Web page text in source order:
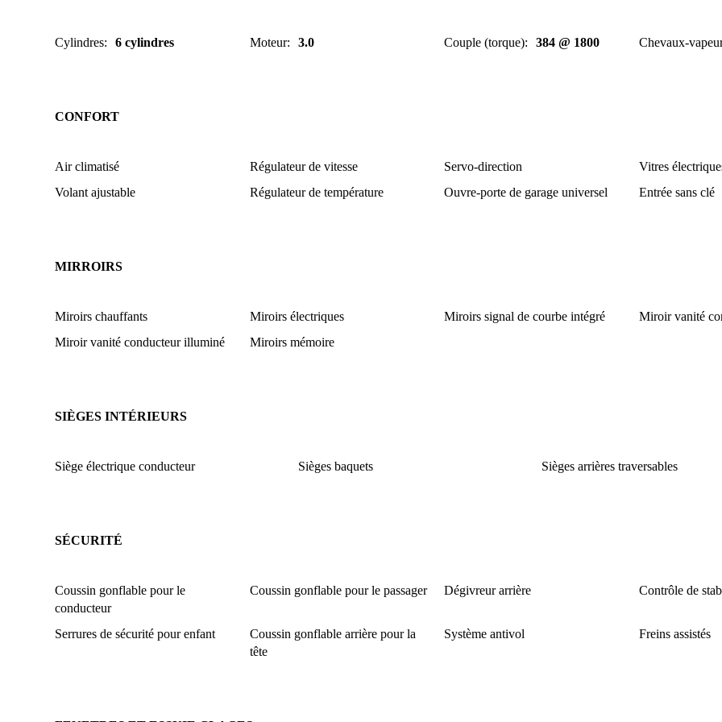
Cylindres: 6 cylindres Moteur: 3.0 Couple (torque): 384 @ 1800 Chevaux-
CONFORT
Air climatisé Régulateur de vitesse Servo-direction
Vitres
Volant ajustable
Régulateur de température Ouvre-porte de garage universel Entrée sans clé
MIRROIRS
Miroirs chauffants Miroirs électriques Miroirs signal de courbe intégré
Miroir vanité
Miroir vanité conducteur illuminé
Miroirs mémoire
SIÈGES INTÉRIEURS
Siège électrique conducteur Sièges baquets Sièges arrières traversables
SÉCURITÉ
Coussin gonflable pour le
conducteur
Coussin gonflable pour le passager Dégivreur arrière Contrôle de
Serrures de sécurité pour enfant
Coussin gonflable arrière pour la
tête
Système antivol Freins assistés